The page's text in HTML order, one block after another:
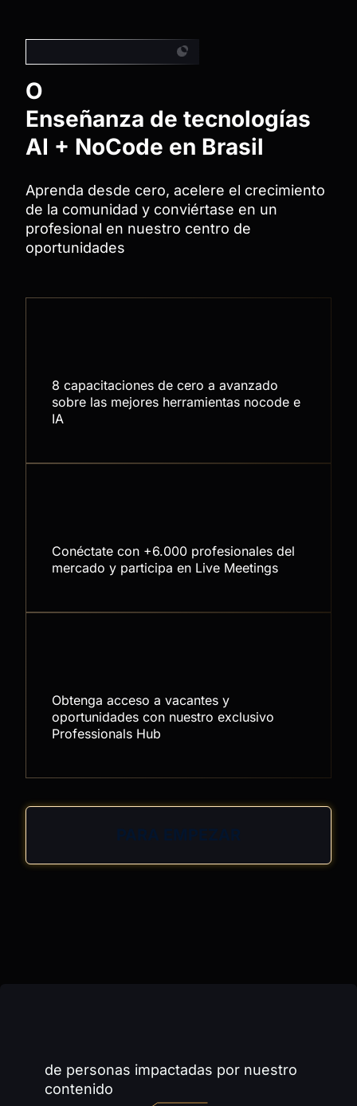
O
Enseñanza de tecnologías
AI + NoCode en Brasil
Aprenda desde cero, acelere el crecimiento
de la comunidad y conviértase en un
profesional en nuestro centro de
oportunidades
8 capacitaciones de cero a avanzado
sobre las mejores herramientas nocode e
IA
Conéctate con +6.000 profesionales del
mercado y participa en Live Meetings
Obtenga acceso a vacantes y
oportunidades con nuestro exclusivo
Professionals Hub
de personas impactadas por nuestro
contenido